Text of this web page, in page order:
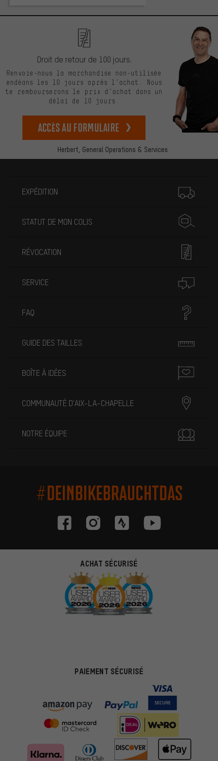
Herbert, General Operations & Services
Droit de retour de 100 jours.
Renvoie-nous la marchandise non-utilisée
endéans les 10 jours après l’achat. Nous
te rembourserons le prix d’achat dans un
délai de 10 jours.
Accès au formulaire
EXPÉDITION
STATUT DE MON COLIS
RÉVOCATION
SERVICE
FAQ
GUIDE DES TAILLES
BOÎTE À IDÉES
COMMUNAUTÉ D'AIX-LA-CHAPELLE
NOTRE ÉQUIPE
#DEINBIKEBRAUCHTDAS
ACHAT SÉCURISÉ
PAIEMENT SÉCURISÉ